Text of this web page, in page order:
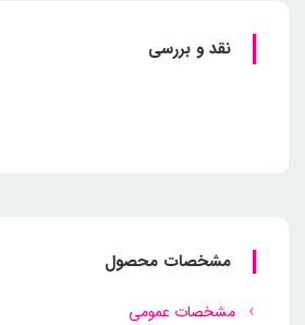
نقد و بررسی
مشخصات محصول
مشخصات عمومی